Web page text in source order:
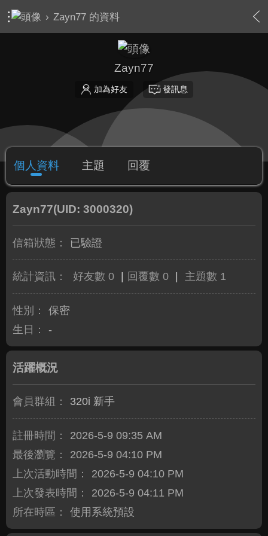
› Zayn77 的資料
Zayn77
加為好友 發訊息
個人資料 主題 回覆
Zayn77(UID: 3000320)
信箱狀態： 已驗證
統計資訊： 好友數 0 回覆數 0 主題數 1
性別：
保密
生日：
-
活躍概況
會員群組： 320i 新手
註冊時間：
2026-5-9 09:35 AM
最後瀏覽：
2026-5-9 04:10 PM
上次活動時間：
2026-5-9 04:10 PM
上次發表時間：
2026-5-9 04:11 PM
所在時區：
使用系統預設